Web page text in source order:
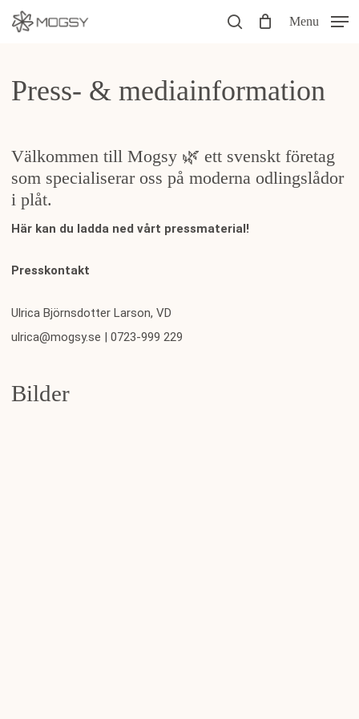
Skip
content
Menu
Press- & mediainformation
Välkommen till Mogsy 🌿 ett svenskt företag
som specialiserar oss på moderna odlingslådor
i plåt.
Här kan du ladda ned vårt pressmaterial!
Presskontakt
Ulrica Björnsdotter Larson, VD
ulrica@mogsy.se | 0723-999 229
Bilder